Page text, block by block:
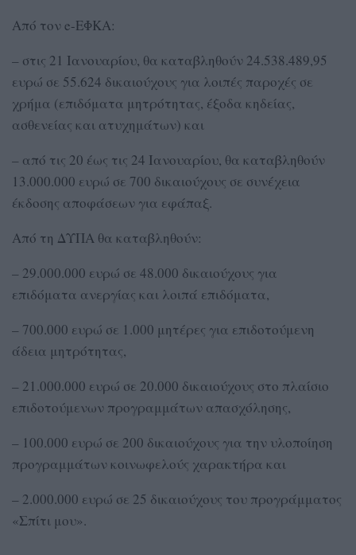
Από τον e-ΕΦΚΑ:
– στις 21 Ιανουαρίου, θα καταβληθούν 24.538.489,95
ευρώ σε 55.624 δικαιούχους για λοιπές παροχές σε
χρήμα (επιδόματα μητρότητας, έξοδα κηδείας,
ασθενείας και ατυχημάτων) και
– από τις 20 έως τις 24 Ιανουαρίου, θα καταβληθούν
13.000.000 ευρώ σε 700 δικαιούχους σε συνέχεια
έκδοσης αποφάσεων για εφάπαξ.
Από τη ΔΥΠΑ θα καταβληθούν:
– 29.000.000 ευρώ σε 48.000 δικαιούχους για
επιδόματα ανεργίας και λοιπά επιδόματα,
– 700.000 ευρώ σε 1.000 μητέρες για επιδοτούμενη
άδεια μητρότητας,
– 21.000.000 ευρώ σε 20.000 δικαιούχους στο πλαίσιο
επιδοτούμενων προγραμμάτων απασχόλησης,
– 100.000 ευρώ σε 200 δικαιούχους για την υλοποίηση
προγραμμάτων κοινωφελούς χαρακτήρα και
– 2.000.000 ευρώ σε 25 δικαιούχους του προγράμματος
«Σπίτι μου».